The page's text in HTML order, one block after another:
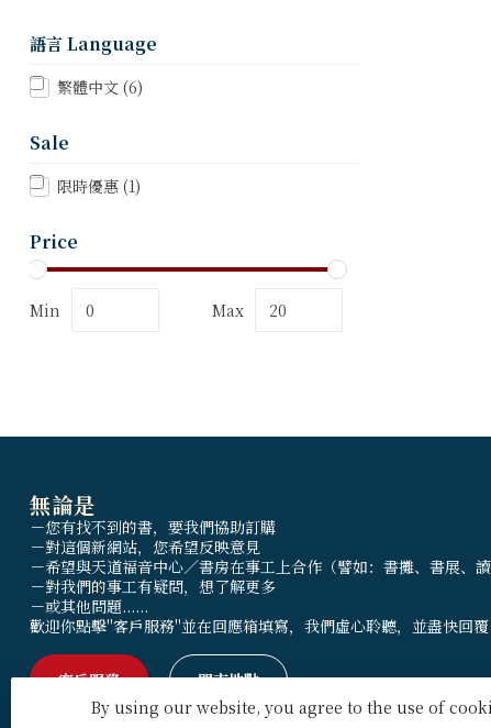
語言 Language
繁體中文 (6)
Sale
限時優惠 (1)
Price
Min Max
無論是
－您有找不到的書，要我們協助訂購
－對這個新網站，您希望反映意見
－希望與天道福音中心／書房在事工上合作（譬如：書攤、書展、
－對我們的事工有疑問，想了解更多
－或其他問題......
歡迎你點擊"客戶服務"並在回應箱填寫，我們虛心聆聽，並盡快回覆
客戶服務 門市地點
By using our website, you agree to the use of